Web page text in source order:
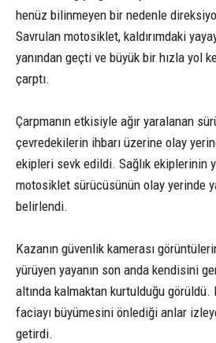
henüz bilinmeyen bir nedenle
Savrulan motosiklet, kaldırımdaki
yanından geçti ve büyük bir hızla yol
çarptı.
Çarpmanın etkisiyle ağır yaralanan
çevredekilerin ihbarı üzerine olay
ekipleri sevk edildi. Sağlık ekiplerinin
motosiklet sürücüsünün olay yerinde
belirlendi.
Kazanın güvenlik kamerası
yürüyen yayanın son anda kendisini
altında kalmaktan kurtulduğu görüldü.
faciayı büyümesini önlediği anlar
getirdi.